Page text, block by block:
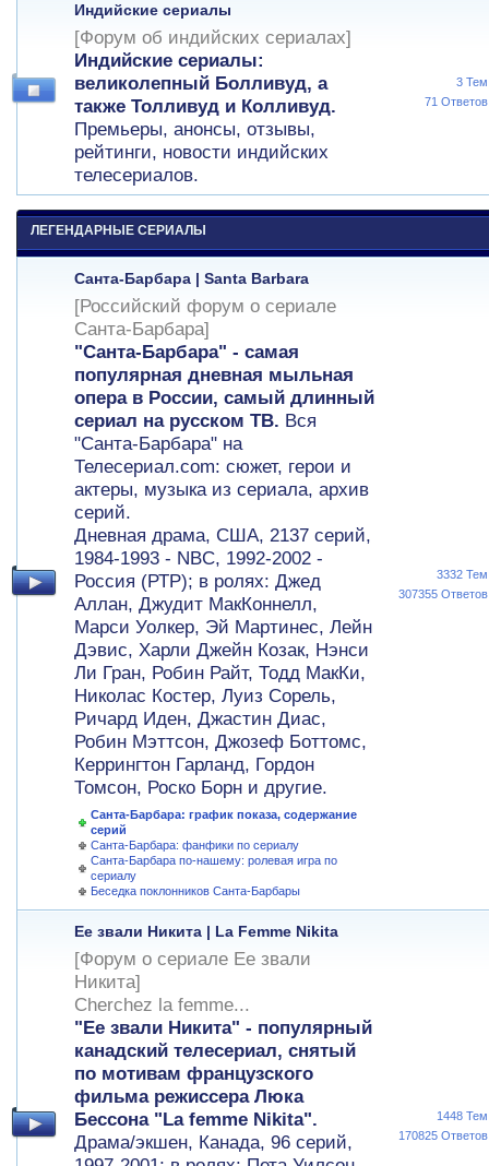
Индийские сериалы
[Форум об индийских сериалах]
Индийские сериалы:
великолепный Болливуд, а
также Толливуд и Колливуд.
Премьеры, анонсы, отзывы,
рейтинги, новости индийских
телесериалов.
3 Тем
71 Ответов
ЛЕГЕНДАРНЫЕ СЕРИАЛЫ
Санта-Барбара | Santa Barbara
[Российский форум о сериале
Санта-Барбара]
"Санта-Барбара" - самая
популярная дневная мыльная
опера в России, самый длинный
сериал на русском ТВ. Вся
"Санта-Барбара" на
Телесериал.com: сюжет, герои и
актеры, музыка из сериала, архив
серий.
Дневная драма, США, 2137 серий,
1984-1993 - NBC, 1992-2002 -
Россия (РТР); в ролях: Джед
Аллан, Джудит МакКоннелл,
Марси Уолкер, Эй Мартинес, Лейн
Дэвис, Харли Джейн Козак, Нэнси
Ли Гран, Робин Райт, Тодд МакКи,
Николас Костер, Луиз Сорель,
Ричард Иден, Джастин Диас,
Робин Мэттсон, Джозеф Боттомс,
Керрингтон Гарланд, Гордон
Томсон, Роско Борн и другие.
Санта-Барбара: график показа, содержание
серий
Санта-Барбара: фанфики по сериалу
Санта-Барбара по-нашему: ролевая игра по
сериалу
Беседка поклонников Санта-Барбары
3332 Тем
307355 Ответов
Ее звали Никита | La Femme Nikita
[Форум о сериале Ее звали
Никита]
Cherchez la femme...
"Ее звали Никита" - популярный
канадский телесериал, снятый
по мотивам французского
фильма режиссера Люка
Бессона "La femme Nikita".
Драма/экшен, Канада, 96 серий,
1448 Тем
170825 Ответов